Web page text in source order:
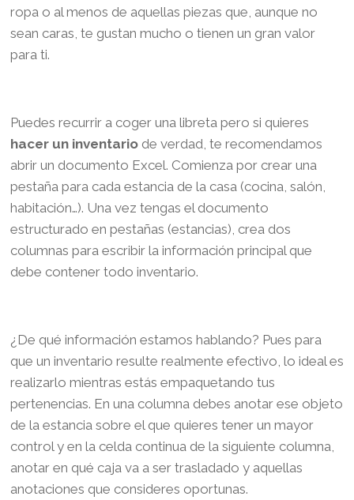
ropa o al menos de aquellas piezas que, aunque no
sean caras, te gustan mucho o tienen un gran valor
para ti.
Puedes recurrir a coger una libreta pero si quieres
hacer un inventariode verdad, te recomendamos
abrir un documento Excel. Comienza por crear una
pestaña para cada estancia de la casa (cocina, salón,
habitación…). Una vez tengas el documento
estructurado en pestañas (estancias), crea dos
columnas para escribir la información principal que
debe contener todo inventario.
¿De qué información estamos hablando? Pues para
que un inventario resulte realmente efectivo, lo ideal es
realizarlo mientras estás empaquetando tus
pertenencias. En una columna debes anotar ese objeto
de la estancia sobre el que quieres tener un mayor
control y en la celda continua de la siguiente columna,
anotar en qué caja va a ser trasladado y aquellas
anotaciones que consideres oportunas.